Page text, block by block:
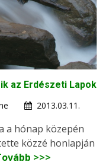
az Erdészeti Lapok
2013.03.11.
a hónap közepén
közzé honlapján
>>>